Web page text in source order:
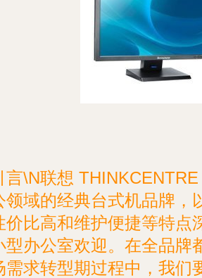
言\N联想
领域的经典台式机品牌，
价比高和维护便捷等特点
型办公室欢迎。在全品牌
需求转型期过程中，我们